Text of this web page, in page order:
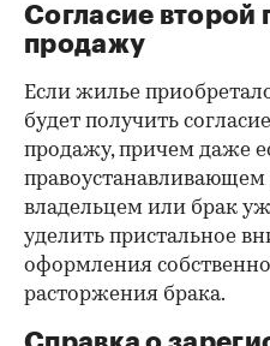
Согласие второй
продажу
Если жилье
будет получить
продажу, причем даже
правоустанавливающем
владельцем или брак
уделить пристальное
оформления
расторжения брака.